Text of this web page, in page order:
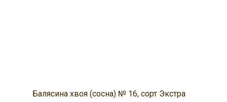
Балясина хвоя (сосна) № 16, сорт Экстра